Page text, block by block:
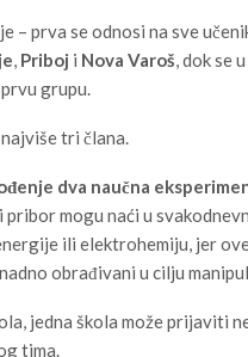
– prva se odnosi na sve
, Priboj i Nova Varoš, dok se
grupu.
tri člana.
dva naučna
mogu naći u
ili elektrohemiju, jer
obrađivani u cilju
jedna škola može prijaviti
tima.